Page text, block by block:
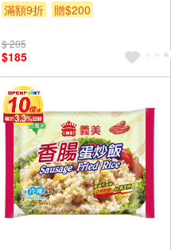
滿額9折
贈$200
$ 205
$185